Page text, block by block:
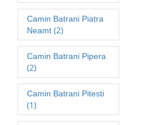
Camin Batrani Piatra
Neamt (2)
Camin Batrani Pipera
(2)
Camin Batrani Pitesti
(1)